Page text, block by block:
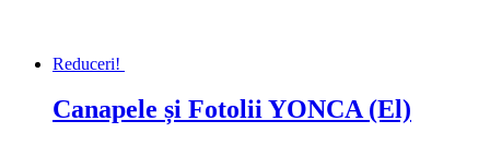
Reduceri!
Canapele și Fotolii YONCA (El)